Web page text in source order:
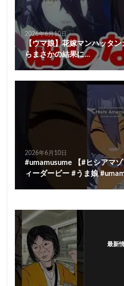
2026年6月10日
【ウマ娘】花嫁マンハッタ
らまさかの結果に…
2026年6月10日
#umamusume 【#ヒシアマ
ィーダービー #うま娘
最新